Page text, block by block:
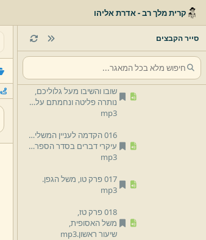
קרית מלך רב - אדרת אליהו
סייר הקבצים
013 כלי גולה וחתירה בקיר.
mp3
שיעור ראשון.mp3
015 הנביאות המנבאות מליבן,
שובו והשיבו מעל גלוליכם,
נותרה פליטה ונחמתם על הרעה.
mp3
016 הקדמה לעניין המשלים,
עיקרי דברים בסדר הספר והנבואות מפרק טו.
mp3
017 פרק טו,
משל הגפן.
mp3
018 פרק טז,
משל האסופית,
שיעור ראשון.mp3